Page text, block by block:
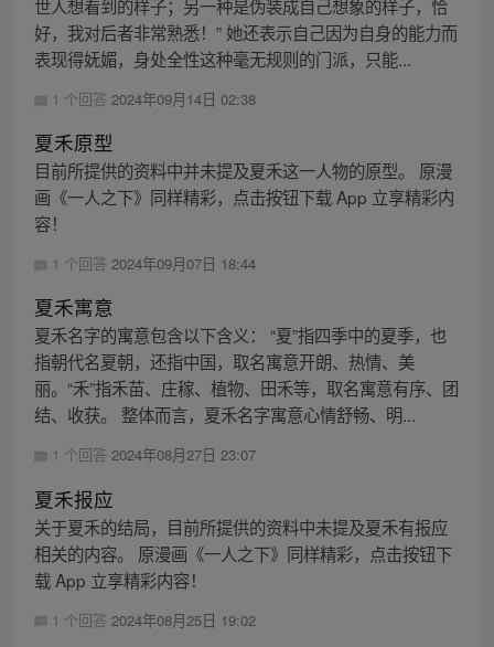
世人想看到的样子；另一种是伪装成自己想象的样子，恰
好，我对后者非常熟悉！” 她还表示自己因为自身的能力而
表现得妩媚，身处全性这种毫无规则的门派，只能...
1 个回答 2024年09月14日 02:38
夏禾原型
目前所提供的资料中并未提及夏禾这一人物的原型。 原漫
画《一人之下》同样精彩，点击按钮下载 App 立享精彩内
容！
1 个回答 2024年09月07日 18:44
夏禾寓意
夏禾名字的寓意包含以下含义： “夏”指四季中的夏季，也
指朝代名夏朝，还指中国，取名寓意开朗、热情、美
丽。“禾”指禾苗、庄稼、植物、田禾等，取名寓意有序、团
结、收获。 整体而言，夏禾名字寓意心情舒畅、明...
1 个回答 2024年08月27日 23:07
夏禾报应
关于夏禾的结局，目前所提供的资料中未提及夏禾有报应
相关的内容。 原漫画《一人之下》同样精彩，点击按钮下
载 App 立享精彩内容！
1 个回答 2024年08月25日 19:02